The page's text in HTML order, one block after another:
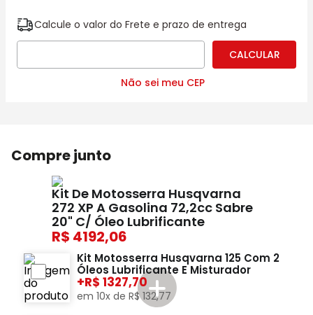
Calcule o valor do Frete e prazo de entrega
Não sei meu CEP
Compre junto
Kit De Motosserra Husqvarna
272 XP A Gasolina 72,2cc Sabre
20" C/ Óleo Lubrificante
4192,06
Kit Motosserra Husqvarna 125 Com 2
Óleos Lubrificante E Misturador
+ 1327,70
em 10x de R$ 132,77